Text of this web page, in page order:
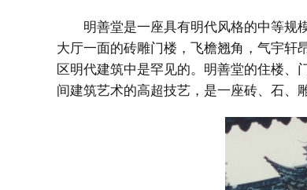
明善堂是一座具有明代风格的中等规
大厅一面的砖雕门楼，飞檐翘角，气宇
区明代建筑中是罕见的。明善堂的住楼、
间建筑艺术的高超技艺，是一座砖、石、